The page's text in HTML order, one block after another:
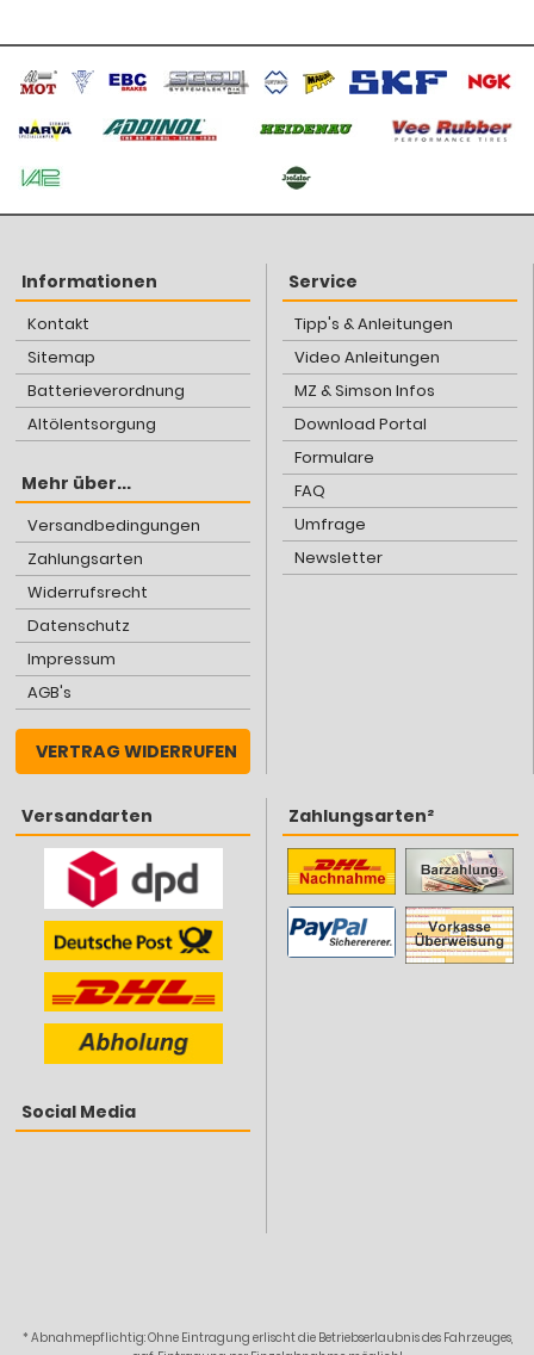
Informationen
Kontakt
Sitemap
Batterieverordnung
Altölentsorgung
Mehr über...
Versandbedingungen
Zahlungsarten
Widerrufsrecht
Datenschutz
Impressum
AGB's
VERTRAG WIDERRUFEN
Service
Tipp's & Anleitungen
Video Anleitungen
MZ & Simson Infos
Download Portal
Formulare
FAQ
Umfrage
Newsletter
Versandarten
Social Media
Zahlungsarten²
* Abnahmepflichtig: Ohne Eintragung erlischt die Betriebserlaubnis des Fahrzeuges,